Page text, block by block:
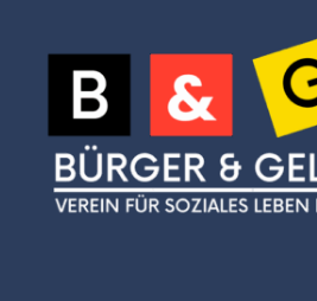
Inhalt
springen